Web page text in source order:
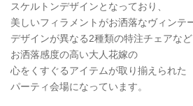
スケルトンデザインとなっており、
美しいフィラメントがお洒落なヴィンテ
デザインが異なる2種類の特注チェアなど
お洒落感度の高い大人花嫁の
心をくすぐるアイテムが取り揃えられた
パーティ会場になっています。